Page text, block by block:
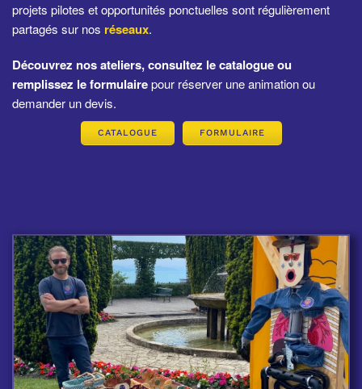
projets pilotes et opportunités ponctuelles sont régulièrement
partagés sur nos réseaux.
Découvrez nos ateliers, consultez le catalogue ou
remplissez le formulairepour réserver une animation ou
demander un devis.
CATALOGUE FORMULAIRE